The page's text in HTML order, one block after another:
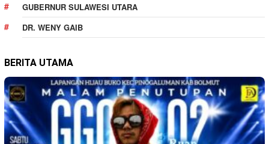
GUBERNUR SULAWESI UTARA
DR. WENY GAIB
BERITA UTAMA